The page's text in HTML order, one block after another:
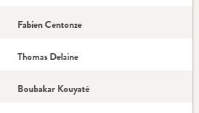
Fabien Centonze
Thomas Delaine
Boubakar Kouyaté